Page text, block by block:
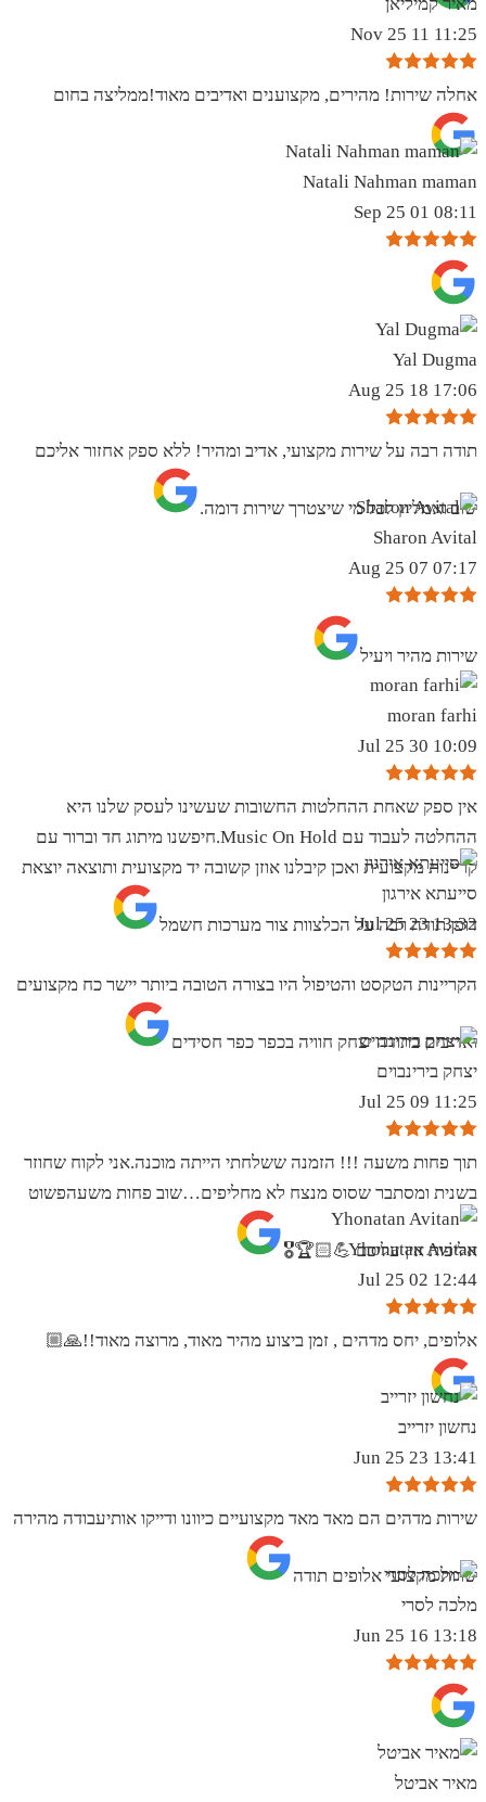
מאיר קמיליאן
11:25 11 Nov 25
אחלה שירות! מהירים, מקצוענים ואדיבים מאוד!ממליצה בחום
Natali Nahman maman
08:11 01 Sep 25
Yal Dugma
17:06 18 Aug 25
תודה רבה על שירות מקצועי, אדיב ומהיר! ללא ספק אחזור אליכם
שוב ואמליץ לכל מי שיצטרך שירות דומה.
Sharon Avital
07:17 07 Aug 25
שירות מהיר ויעיל
moran farhi
10:09 30 Jul 25
אין ספק שאחת ההחלטות החשובות שעשינו לעסק שלנו היא
ההחלטה לעבוד עם Music On Hold.חיפשנו מיתוג חד וברור עם
קריינות מקצועית ואכן קיבלנו אוזן קשובה יד מקצועית ותוצאה יוצאת
דופן.תודה רבה על הכלצוות צור מערכות חשמל
סייעתא אירגון
13:32 23 Jul 25
הקריינות הטקסט והטיפול היו בצורה הטובה ביותר יישר כח מקצועים
ואדיבים בתודה יצחק חוויה בכפר כפר חסידים
יצחק בירינבוים
11:25 09 Jul 25
תוך פחות משעה !!! הזמנה ששלחתי הייתה מוכנה.אני לקוח שחוזר
בשנית ומסתבר שסוס מנצח לא מחליפים…שוב פחות משעהפשוט
אליפות אין עליכם 💪🏻🏆🎖
Yhonatan Avitan
12:44 02 Jul 25
אלופים, יחס מדהים , זמן ביצוע מהיר מאוד, מרוצה מאוד!!🙏🏼
נחשון יזרייב
13:41 23 Jun 25
שירות מדהים הם מאד מאד מקצועיים כיוונו ודייקו אותיעבודה מהירה
שרות מקצועי אלופים תודה
מלכה לסרי
13:18 16 Jun 25
מאיר אביטל